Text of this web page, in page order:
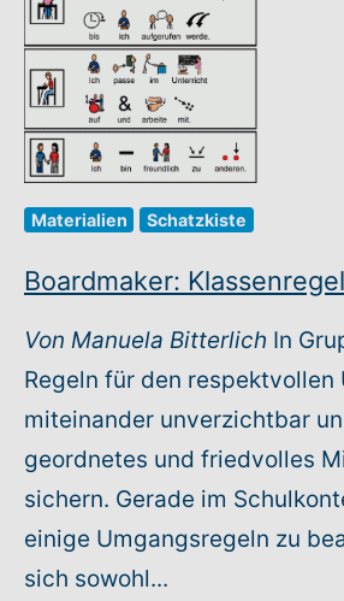
Materialien Schatzkiste
Boardmaker:
Von Manuela Bitterlich In
Regeln für den respektvollen
miteinander unverzichtbar
geordnetes und friedvolles
sichern. Gerade im
einige Umgangsregeln zu
sich sowohl...